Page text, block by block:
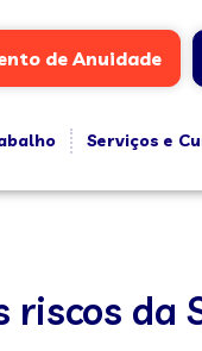
de Anuidade
Serviços e
da